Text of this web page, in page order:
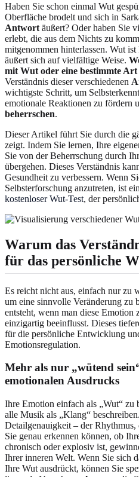
Haben Sie schon einmal Wut
Oberfläche brodelt und sich in
Antwort äußert? Oder haben Sie
erlebt, die aus dem Nichts zu
mitgenommen hinterlassen. Wut ist
äußert sich auf vielfältige Weise.
mit Wut oder eine bestimmte
Verständnis dieser verschiedenen
wichtigste Schritt, um
emotionale Reaktionen zu fördern
beherrschen.
Dieser Artikel führt Sie durch die
zeigt. Indem Sie lernen, Ihre
Sie von der Beherrschung durch
übergehen. Dieses Verständnis
Gesundheit zu verbessern. Wenn
Selbsterforschung anzutreten, ist
kostenloser Wut-Test, der
Warum das
für das persönliche
Es reicht nicht aus, einfach nur zu
um eine sinnvolle Veränderung zu
entsteht, wenn man diese Emotion
einzigartig beeinflusst. Dieses
für die persönliche Entwicklung
Emotionsregulation.
Mehr als nur „wütend
emotionalen Ausdrucks
Ihre Emotion einfach als „Wut“ zu
alle Musik als „Klang“
Detailgenauigkeit – der
Sie genau erkennen können, ob
chronisch oder explosiv ist,
Ihrer inneren Welt. Wenn Sie sich
Ihre Wut ausdrückt, können Sie